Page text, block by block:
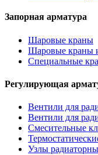
Запорная арматура
Шаровые краны
Шаровые краны
Специальные
Регулирующая
Вентили для
Вентили для
Смесительные
Узлы